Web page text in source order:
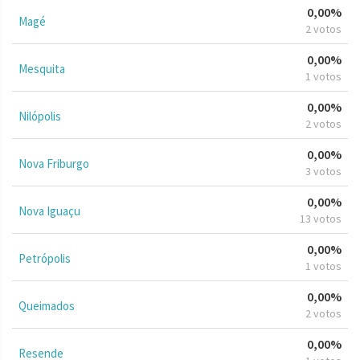
Magé
0,00%
2 votos
Mesquita
0,00%
1 votos
Nilópolis
0,00%
2 votos
Nova Friburgo
0,00%
3 votos
Nova Iguaçu
0,00%
13 votos
Petrópolis
0,00%
1 votos
Queimados
0,00%
2 votos
Resende
0,00%